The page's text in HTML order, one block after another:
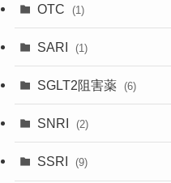
OTC (1)
SARI (1)
SGLT2阻害薬 (6)
SNRI (2)
SSRI (9)